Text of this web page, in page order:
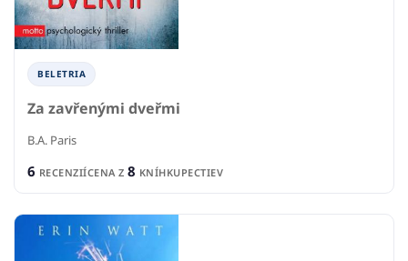
BELETRIA
Za zavřenými dveřmi
B.A. Paris
6 RECENZIÍCENA Z 8 KNÍHKUPECTIEV